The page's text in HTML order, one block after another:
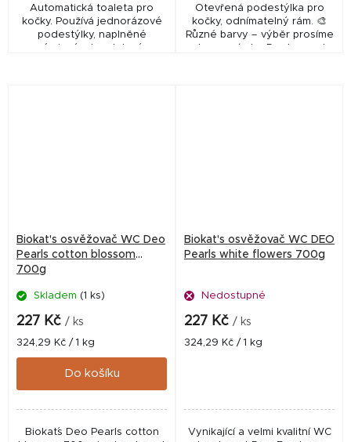
Automatická toaleta pro
kočky. Používá jednorázové
podestýlky, naplněné
prémiovým krystalovým
Otevřená podestýlka pro
kočky, odnímatelný rám. 🎨
Různé barvy – výběr prosíme
do poznámky. Dostupnost
Biokat's osvěžovač WC Deo
Pearls cotton blossom
700g
Skladem (1 ks)
227 Kč / ks
Měrná
cena:
324,29 Kč / 1 kg
Do košíku
Biokat´s Deo Pearls cotton
Biokat's osvěžovač WC DEO
Pearls white flowers 700g
Nedostupné
227 Kč / ks
Měrná
324,29 Kč / 1 kg
Vynikající a velmi kvalitní WC